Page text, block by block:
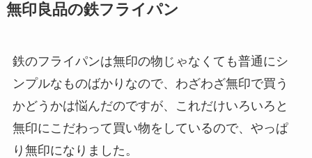
無印良品の鉄フライパン
鉄のフライパンは無印の物じゃなくても普通にシ
ンプルなものばかりなので、わざわざ無印で買う
かどうかは悩んだのですが、これだけいろいろと
無印にこだわって買い物をしているので、やっぱ
り無印になりました。